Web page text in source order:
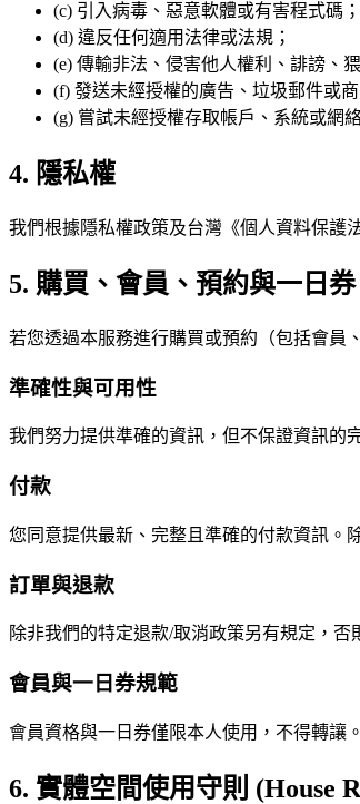
(c) 引入病毒、惡意軟體或有害程式碼；
(d) 違反任何適用法律或法規；
(e) 傳輸非法、侵害他人權利、誹謗、
(f) 發送未經授權的廣告、垃圾郵件或商
(g) 嘗試未經授權存取帳戶、系統或網
4. 隱私權
我們根據隱私權政策及台灣《個人資料保護
5. 購買、會員、預約與一日券
若您透過本服務進行購買或預約（包括會員
準確性與可用性
我們努力提供準確的資訊，但不保證資訊的
付款
您同意提供最新、完整且準確的付款資訊。
訂單與退款
除非我們的特定退款/取消政策另有規定，
會員與一日券規範
會員資格與一日券僅限本人使用，不得轉讓
6. 實體空間使用守則 (House